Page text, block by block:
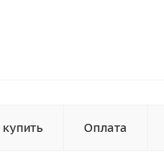
Оплата